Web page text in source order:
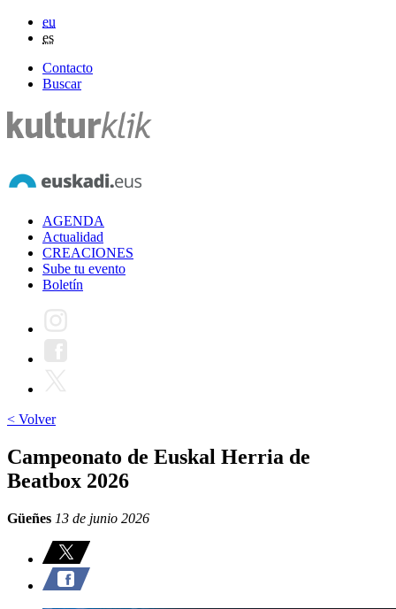
eu
es
Contacto
Buscar
AGENDA
Actualidad
CREACIONES
Sube tu evento
Boletín
< Volver
Campeonato de Euskal Herria de
Beatbox 2026
Güeñes 13 de junio 2026